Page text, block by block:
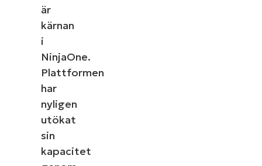
är
kärnan
i
NinjaOne.
Plattformen
har
nyligen
utökat
sin
kapacitet